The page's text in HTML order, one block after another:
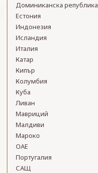
Доминиканска република
Естония
Индонезия
Исландия
Италия
Катар
Кипър
Колумбия
Куба
Ливан
Мавриций
Малдиви
Мароко
ОАЕ
Португалия
САЩ